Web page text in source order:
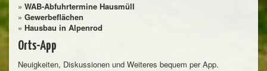
» WAB-Abfuhrtermine Hausmüll
» Gewerbeflächen
» Hausbau in Alpenrod
Orts-App
Neuigkeiten, Diskussionen und Weiteres bequem per App.